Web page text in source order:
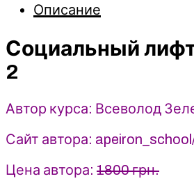
Занятие
-
Всеволод
Зеленин
Apeiron
Описание
Социальный
2
Автор курса: Всеволод
Сайт автора:
Цена автора: 1800 грн.